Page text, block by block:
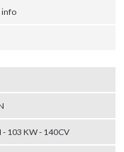
info
- 103 KW - 140CV